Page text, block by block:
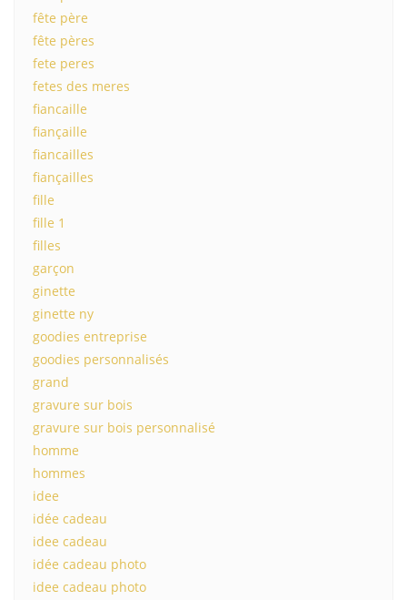
fête père
fête pères
fete peres
fetes des meres
fiancaille
fiançaille
fiancailles
fiançailles
fille
fille 1
filles
garçon
ginette
ginette ny
goodies entreprise
goodies personnalisés
grand
gravure sur bois
gravure sur bois personnalisé
homme
hommes
idee
idée cadeau
idee cadeau
idée cadeau photo
idee cadeau photo